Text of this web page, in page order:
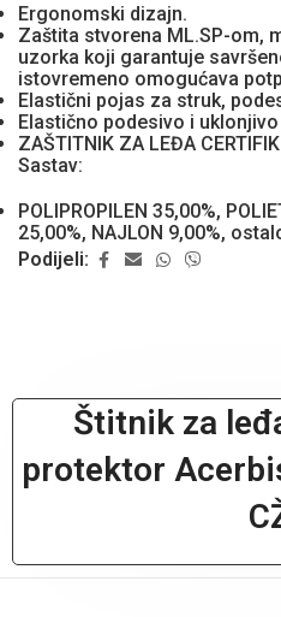
Ergonomski dizajn.
Zaštita stvorena ML.SP-om,
uzorka koji garantuje
istovremeno omogućava
Elastični pojas za struk,
Elastično podesivo i
ZAŠTITNIK ZA LEĐA
Sastav:
POLIPROPILEN 35,00%,
25,00%, NAJLON 9,00%,
Podijeli:
Štitnik za
protektor